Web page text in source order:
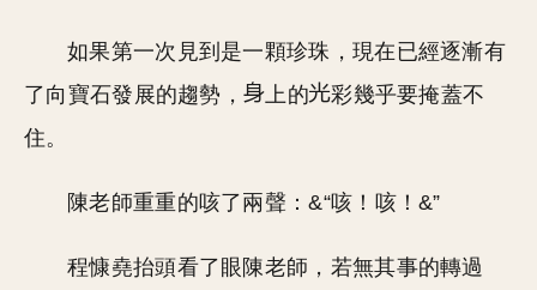
如果第一次見到是一顆珍珠，現在已經逐漸有
了向寶石發展的趨勢，
上的
彩幾乎要掩蓋不
住。
陳老師重重的咳了兩聲：&“咳！咳！&”
程慷堯抬頭看了眼陳老師，若無其事的轉過